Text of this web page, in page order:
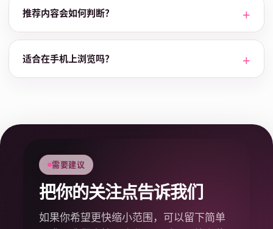
推荐内容会如何判断？
适合在手机上浏览吗？
需要建议
把你的关注点告诉我们
如果你希望更快缩小范围，可以留下简单